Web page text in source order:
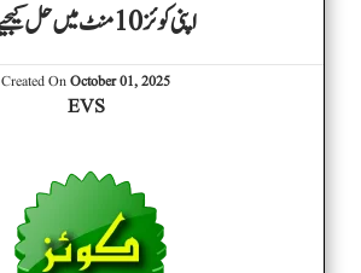
اپنی کوئز 10 منٹ میں حل کیجیے۔
Created OnOctober 01, 2025
EVS